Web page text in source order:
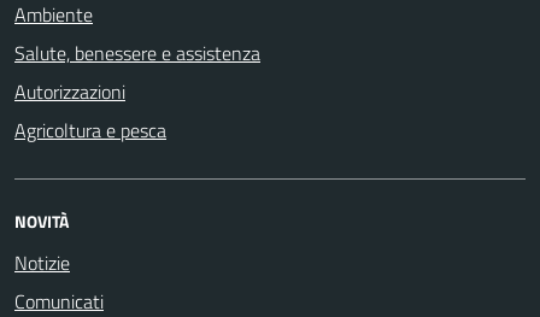
Ambiente
Salute, benessere e assistenza
Autorizzazioni
Agricoltura e pesca
NOVITÀ
Notizie
Comunicati